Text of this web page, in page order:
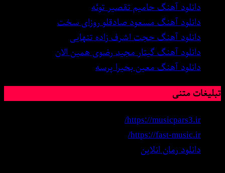
دانلود آهنگ حامیم تقصیر توئه
دانلود آهنگ مسعود صادقلو روزای سخت
دانلود آهنگ حجت اشرف زاده تنهایی
دانلود آهنگ گیتار مجید رضوی همین الان
دانلود آهنگ معین بحیرا پرسه
تبلیغات متنی
https://musicpars3.ir/
https://fast-music.ir/
دانلود رمان انلاین